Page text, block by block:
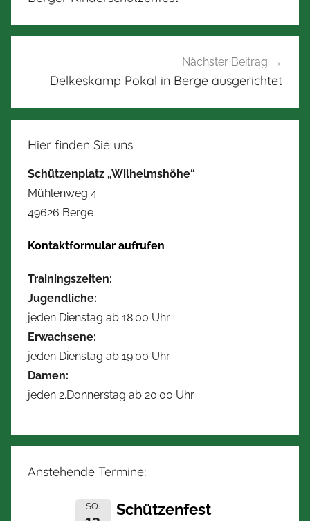
Nächster Beitrag
Delkeskamp Pokal in Berge ausgerichtet
Hier finden Sie uns
Schützenplatz „Wilhelmshöhe“
Mühlenweg 4
49626 Berge
Kontaktformular aufrufen
Trainingszeiten:
Jugendliche:
jeden Dienstag ab 18:00 Uhr
Erwachsene:
jeden Dienstag ab 19:00 Uhr
Damen:
jeden 2.Donnerstag ab 20:00 Uhr
Anstehende Termine:
SO.
Schützenfest